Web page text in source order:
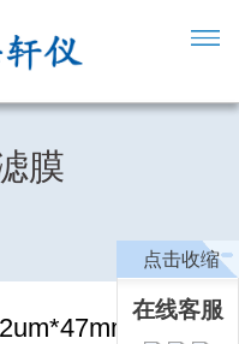
膜
亲水尼
点击收缩
在线客服